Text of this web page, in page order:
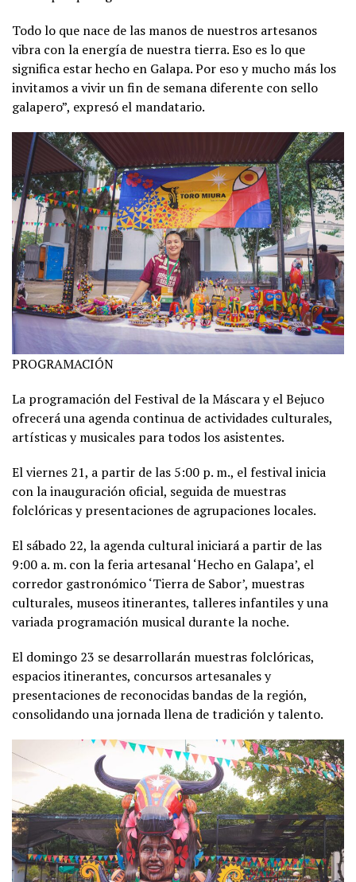
Todo lo que nace de las manos de nuestros artesanos
vibra con la energía de nuestra tierra. Eso es lo que
significa estar hecho en Galapa. Por eso y mucho más los
invitamos a vivir un fin de semana diferente con sello
galapero”, expresó el mandatario.
PROGRAMACIÓN
La programación del Festival de la Máscara y el Bejuco
ofrecerá una agenda continua de actividades culturales,
artísticas y musicales para todos los asistentes.
El viernes 21, a partir de las 5:00 p. m., el festival inicia
con la inauguración oficial, seguida de muestras
folclóricas y presentaciones de agrupaciones locales.
El sábado 22, la agenda cultural iniciará a partir de las
9:00 a. m. con la feria artesanal ‘Hecho en Galapa’, el
corredor gastronómico ‘Tierra de Sabor’, muestras
culturales, museos itinerantes, talleres infantiles y una
variada programación musical durante la noche.
El domingo 23 se desarrollarán muestras folclóricas,
espacios itinerantes, concursos artesanales y
presentaciones de reconocidas bandas de la región,
consolidando una jornada llena de tradición y talento.